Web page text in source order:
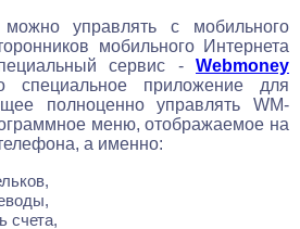
управлять с мобильного
мобильного Интернета
сервис - Webmoney
специальное приложение для
полноценно управлять WM-
меню, отображаемое на
а именно:
счета,